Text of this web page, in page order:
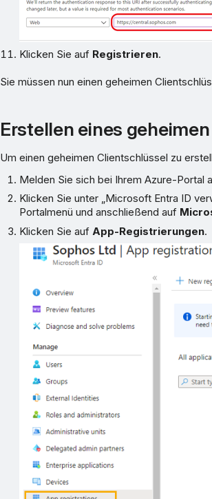
Klicken Sie auf Registrieren.
Sie müssen nun einen geheimen
Erstellen eines
Um einen geheimen Clientschlüssel zu
Melden Sie sich bei Ihrem Azure-Portal
Klicken Sie unter „Microsoft Entra ID
Portalmenü und anschließend auf
Klicken Sie auf App-Registrierungen.